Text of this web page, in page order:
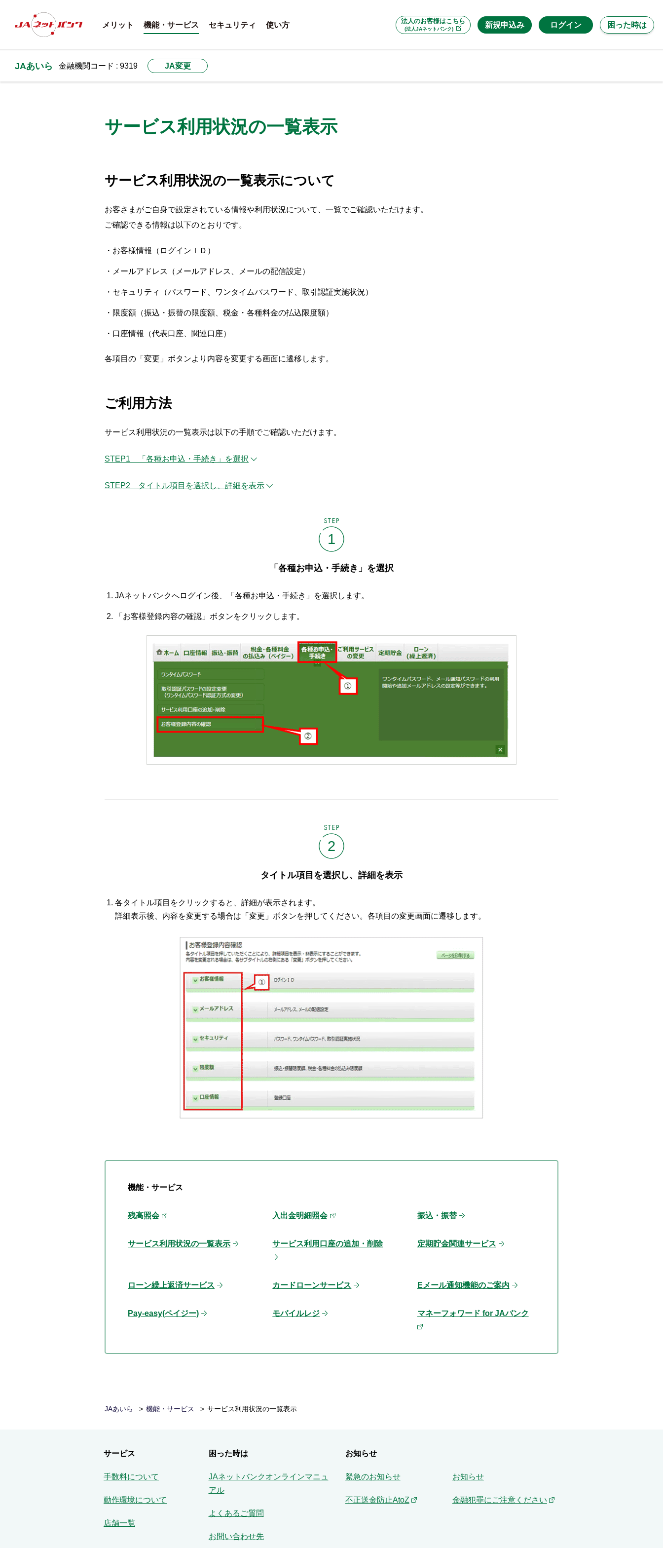
法人のお客様はこちら
(法人JAネットバンク) 新規申込み
メリット 機能・サービス セキュリティ 使い方 ログイン 困った時は
JAあいら 金融機関コード : 9319 JA変更
サービス利用状況の一覧表示
サービス利用状況の一覧表示について
お客さまがご自身で設定されている情報や利用状況について、一覧でご確認いただけます。
ご確認できる情報は以下のとおりです。
お客様情報（ログインＩＤ）
メールアドレス（メールアドレス、メールの配信設定）
セキュリティ（パスワード、ワンタイムパスワード、取引認証実施状況）
限度額（振込・振替の限度額、税金・各種料金の払込限度額）
口座情報（代表口座、関連口座）
各項目の「変更」ボタンより内容を変更する画面に遷移します。
ご利用方法
サービス利用状況の一覧表示は以下の手順でご確認いただけます。
STEP1 「各種お申込・手続き」を選択
STEP2 タイトル項目を選択し、詳細を表示
1
「各種お申込・手続き」を選択
JAネットバンクへログイン後、「各種お申込・手続き」を選択します。
「お客様登録内容の確認」ボタンをクリックします。
2
タイトル項目を選択し、詳細を表示
各タイトル項目をクリックすると、詳細が表示されます。
詳細表示後、内容を変更する場合は「変更」ボタンを押してください。各項目の変更画面に遷移します。
機能・サービス
残高照会 入出金明細照会 振込・振替
サービス利用状況の一覧表示 サービス利用口座の追加・削除 定期貯金関連サービス
ローン繰上返済サービス カードローンサービス Eメール通知機能のご案内
Pay-easy(ペイジー) モバイルレジ マネーフォワード for JAバンク
JAあいら 機能・サービス サービス利用状況の一覧表示
サービス
手数料について
動作環境について
店舗一覧
困った時は
JAネットバンクオンラインマニュ
アル
よくあるご質問
お問い合わせ先
お知らせ
緊急のお知らせ お知らせ
不正送金防止AtoZ 金融犯罪にご注意ください